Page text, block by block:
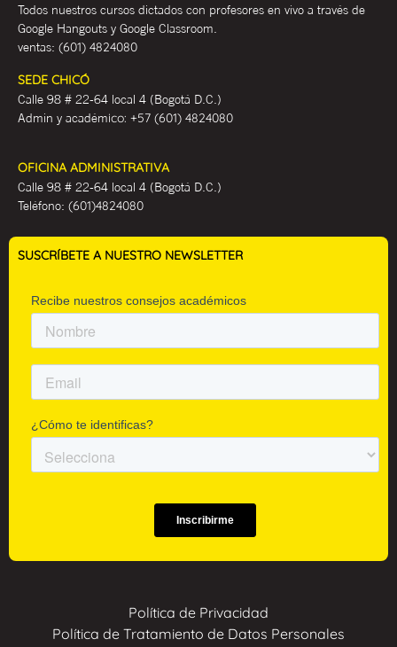
Todos nuestros cursos dictados con profesores en vivo a través de
Google Hangouts y Google Classroom.
ventas: (601) 4824080
SEDE CHICÓ
Calle 98 # 22-64 local 4 (Bogotá D.C.)
Admin y académico: +57 (601) 4824080
OFICINA ADMINISTRATIVA
Calle 98 # 22-64 local 4 (Bogotá D.C.)
Teléfono: (601)4824080
SUSCRÍBETE A NUESTRO NEWSLETTER
Política de Privacidad
Política de Tratamiento de Datos Personales